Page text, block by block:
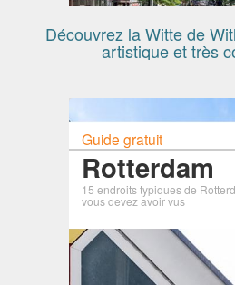
Découvrez la Witte de
artistique et très
Guide gratuit
Rotterdam
15 endroits typiques de
vous devez avoir vus